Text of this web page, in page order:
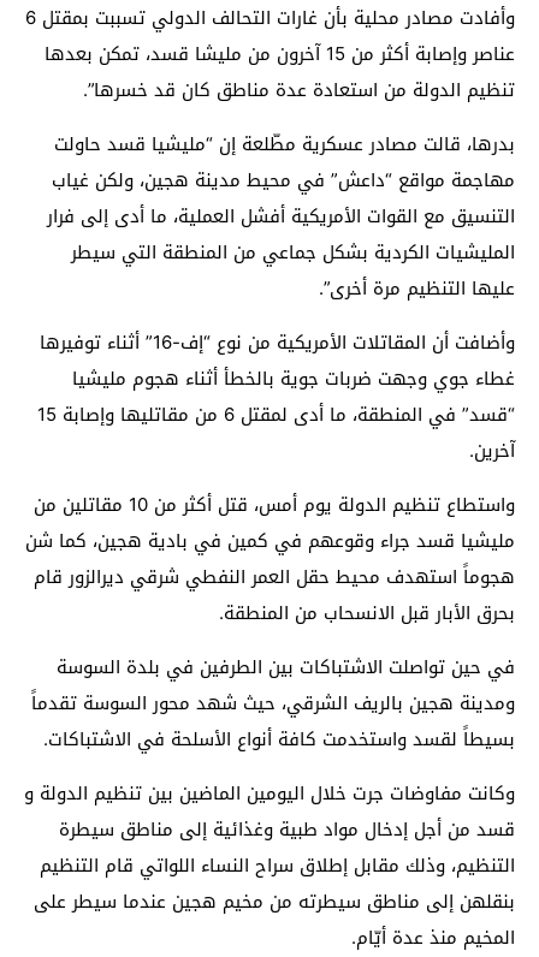
وأفادت مصادر محلية بأن غارات التحالف الدولي تسببت بمقتل 6
عناصر وإصابة أكثر من 15 آخرون من مليشا قسد، تمكن بعدها
تنظيم الدولة من استعادة عدة مناطق كان قد خسرها”.
بدرها، قالت مصادر عسكرية مطّلعة إن “مليشيا قسد حاولت
مهاجمة مواقع “داعش” في محيط مدينة هجين، ولكن غياب
التنسيق مع القوات الأمريكية أفشل العملية، ما أدى إلى فرار
المليشيات الكردية بشكل جماعي من المنطقة التي سيطر
عليها التنظيم مرة أخرى”.
وأضافت أن المقاتلات الأمريكية من نوع “إف-16” أثناء توفيرها
غطاء جوي وجهت ضربات جوية بالخطأ أثناء هجوم مليشيا
“قسد” في المنطقة، ما أدى لمقتل 6 من مقاتليها وإصابة 15
آخرين.
واستطاع تنظيم الدولة يوم أمس، قتل أكثر من 10 مقاتلين من
مليشيا قسد جراء وقوعهم في كمين في بادية هجين، كما شن
هجوماً استهدف محيط حقل العمر النفطي شرقي ديرالزور قام
بحرق الأبار قبل الانسحاب من المنطقة.
في حين تواصلت الاشتباكات بين الطرفين في بلدة السوسة
ومدينة هجين بالريف الشرقي، حيث شهد محور السوسة تقدماً
بسيطاً لقسد واستخدمت كافة أنواع الأسلحة في الاشتباكات.
وكانت مفاوضات جرت خلال اليومين الماضين بين تنظيم الدولة و
قسد من أجل إدخال مواد طبية وغذائية إلى مناطق سيطرة
التنظيم، وذلك مقابل إطلاق سراح النساء اللواتي قام التنظيم
بنقلهن إلى مناطق سيطرته من مخيم هجين عندما سيطر على
المخيم منذ عدة أيّام.